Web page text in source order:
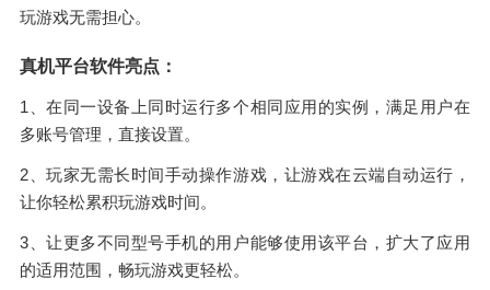
玩游戏无需担心。
真机平台软件亮点：
1、在同一设备上同时运行多个相同应用的实例，满足用户在
多账号管理，直接设置。
2、玩家无需长时间手动操作游戏，让游戏在云端自动运行，
让你轻松累积玩游戏时间。
3、让更多不同型号手机的用户能够使用该平台，扩大了应用
的适用范围，畅玩游戏更轻松。